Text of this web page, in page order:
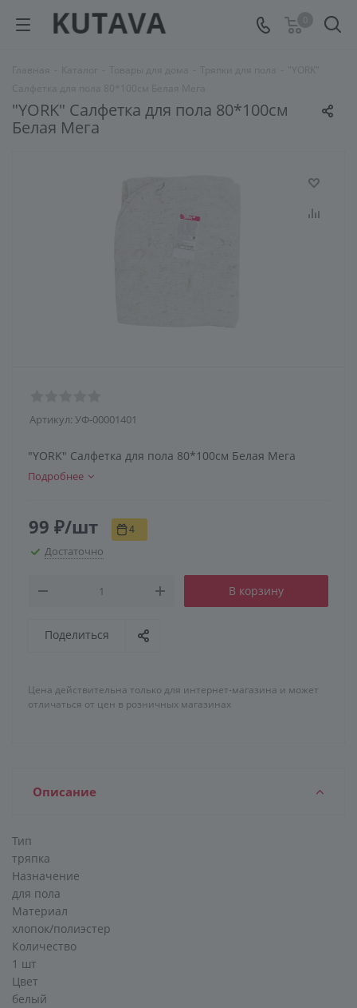
"YORK" Салфетка для пола 80*100см
Белая Мега
Артикул: УФ-00001401
"YORK" Салфетка для пола 80*100см Белая Мега
Подробнее
99 ₽/шт 4
Достаточно
В корзину
Поделиться
Цена действительна только для интернет-магазина и может
отличаться от цен в розничных магазинах
Описание
Тип
тряпка
Назначение
для пола
Материал
хлопок/полиэстер
Количество
1 шт
Цвет
белый